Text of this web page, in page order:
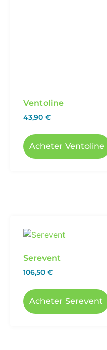
Ventoline
43,90 €
Acheter Ventoline
Serevent
106,50 €
Acheter Serevent